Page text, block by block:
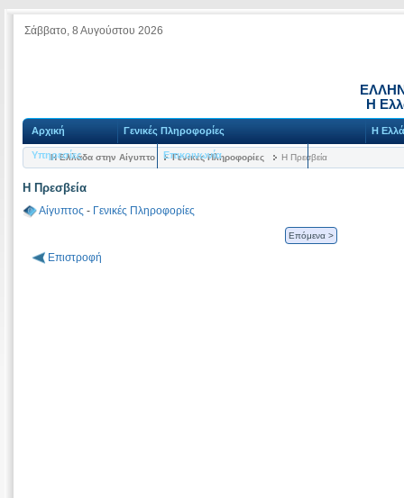
Σάββατο, 8 Αυγούστου 2026
Η
Αρχική Γενικές Πληροφορίες Η
Υπηρεσίες Επικοινωνία
Η Ελλάδα στην Αίγυπτο Γενικές Πληροφορίες Η Πρεσβεία
Η Πρεσβεία
Αίγυπτος - Γενικές Πληροφορίες
Επόμενα >
Επιστροφή